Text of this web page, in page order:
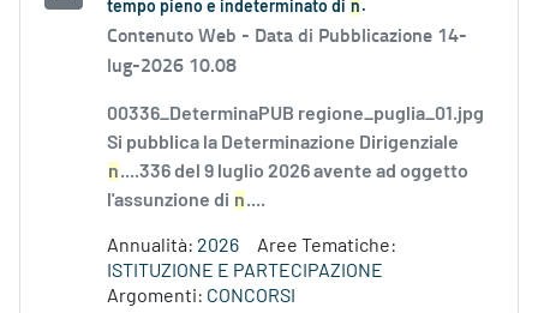
tempo pieno e indeterminato di n .
Contenuto Web - Data di Pubblicazione 14-
lug-2026 10.08
00336_DeterminaPUB regione_puglia_01.jpg
Si pubblica la Determinazione Dirigenziale
n....336 del 9 luglio 2026 avente ad oggetto
l'assunzione di n....
Annualità: 2026
Aree Tematiche:
ISTITUZIONE E PARTECIPAZIONE
Argomenti: CONCORSI